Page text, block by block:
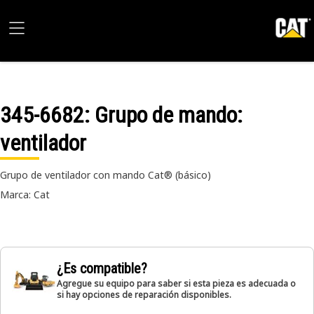
345-6682: Grupo de mando:
ventilador
Grupo de ventilador con mando Cat® (básico)
Marca: Cat
¿Es compatible?
Agregue su equipo para saber si esta pieza es adecuada o
si hay opciones de reparación disponibles.